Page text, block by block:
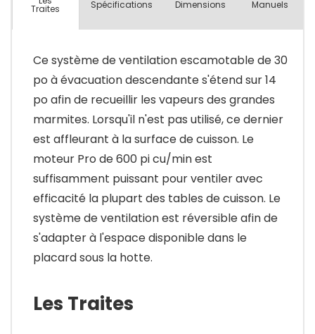
Traites Spécifications Dimensions Manuels
Ce système de ventilation escamotable de 30
po à évacuation descendante s'étend sur 14
po afin de recueillir les vapeurs des grandes
marmites. Lorsqu'il n'est pas utilisé, ce dernier
est affleurant à la surface de cuisson. Le
moteur Pro de 600 pi cu/min est
suffisamment puissant pour ventiler avec
efficacité la plupart des tables de cuisson. Le
système de ventilation est réversible afin de
s'adapter à l'espace disponible dans le
placard sous la hotte.
Les Traites